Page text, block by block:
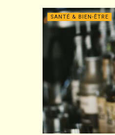
SANTÉ & BIEN-ÊTRE